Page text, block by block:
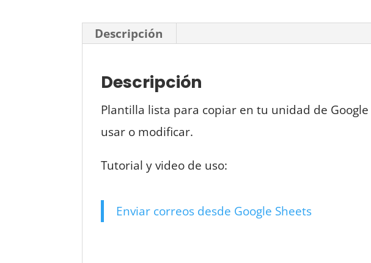
Descripción
Descripción
Plantilla lista para copiar en tu unidad de
usar o modificar.
Tutorial y video de uso:
Enviar correos desde Google Sheets